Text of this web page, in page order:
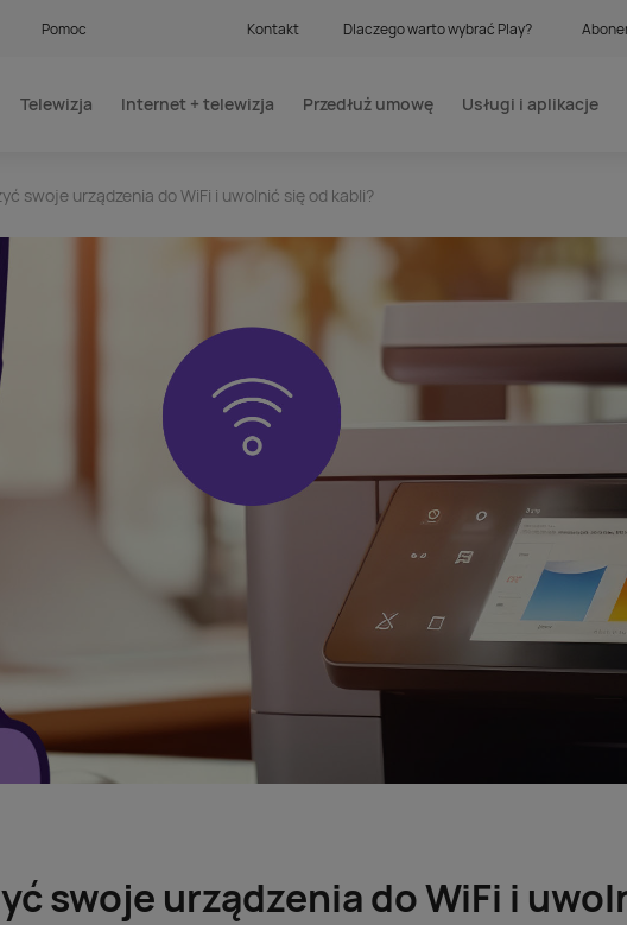
Pomoc Kontakt Dlaczego warto wybrać Play?
Telewizja Internet + telewizja Przedłuż umowę Usługi i aplikacje
swoje urządzenia do WiFi i uwolnić się od kabli?
swoje urządzenia do WiFi i